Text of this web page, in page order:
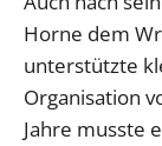
Horne dem
unterstützte
Organisation
Jahre musste